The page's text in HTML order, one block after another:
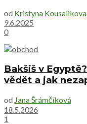
od Kristyna Kousalikova
9.6.2025
0
Bakšiš v
vědět a jak
od Jana Šrámčíková
18.5.2026
1